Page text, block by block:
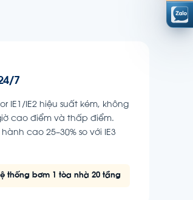
7
IE1/IE2 hiệu suất kém, không
cao điểm và thấp điểm.
cao 25–30% so với IE3
thống bơm 1 tòa nhà 20 tầng